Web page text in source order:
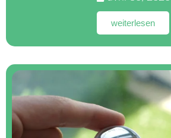
weiterlesen